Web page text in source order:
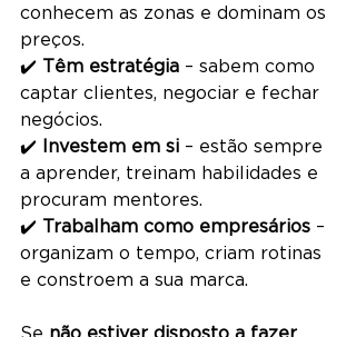
conhecem as zonas e dominam os
preços.
✔️ Têm estratégia – sabem como
captar clientes, negociar e fechar
negócios.
✔️ Investem em si – estão sempre
a aprender, treinam habilidades e
procuram mentores.
✔️ Trabalham como empresários –
organizam o tempo, criam rotinas
e constroem a sua marca.
Se não estiver disposto a fazer